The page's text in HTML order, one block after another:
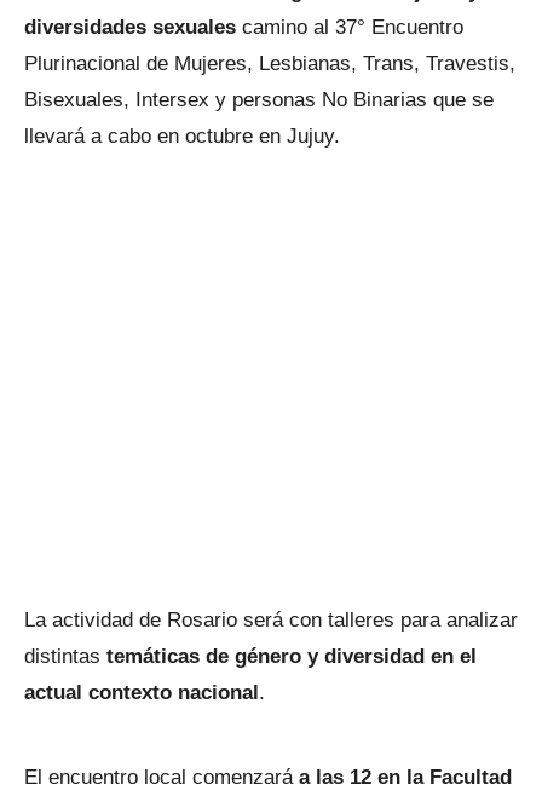
diversidades sexuales camino al 37° Encuentro
Plurinacional de Mujeres, Lesbianas, Trans, Travestis,
Bisexuales, Intersex y personas No Binarias que se
llevará a cabo en octubre en Jujuy.
La actividad de Rosario será con talleres para analizar
distintas temáticas de género y diversidad en el
actual contexto nacional.
El encuentro local comenzará a las 12 en la Facultad